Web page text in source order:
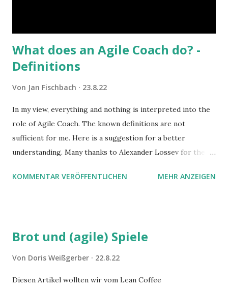
What does an Agile Coach do? -
Definitions
Von Jan Fischbach 23.8.22
In my view, everything and nothing is interpreted into the
role of Agile Coach. The known definitions are not
sufficient for me. Here is a suggestion for a better
understanding. Many thanks to Alexander Lossev for the
feedback.
KOMMENTAR VERÖFFENTLICHEN MEHR ANZEIGEN
Brot und (agile) Spiele
Von Doris Weißgerber 22.8.22
Diesen Artikel wollten wir vom Lean Coffee